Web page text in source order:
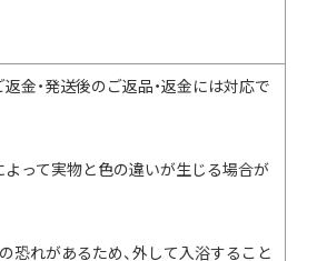
金・発送後のご返品・返金には対応で
って実物と色の違いが生じる場合が
恐れがあるため、外して入浴すること